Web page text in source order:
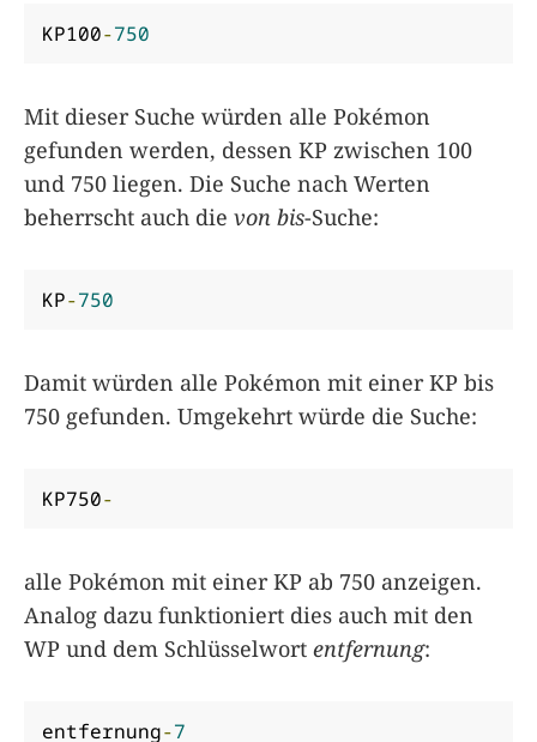
KP100-750
Mit dieser Suche würden alle Pokémon
gefunden werden, dessen KP zwischen 100
und 750 liegen. Die Suche nach Werten
beherrscht auch die von bis-Suche:
KP-750
Damit würden alle Pokémon mit einer KP bis
750 gefunden. Umgekehrt würde die Suche:
KP750-
alle Pokémon mit einer KP ab 750 anzeigen.
Analog dazu funktioniert dies auch mit den
WP und dem Schlüsselwort entfernung:
entfernung-7